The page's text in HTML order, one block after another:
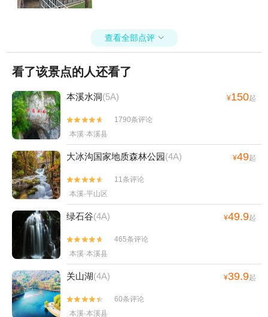
查看全部点评 
看了该景点的人还看了
本溪水洞(5A) ¥150起


1790条评论
本溪·本溪县
大冰沟国家地质森林公园(4A) ¥49起


11条评论
本溪·平山区
绿石谷(4A) ¥49.9起


465条评论
本溪·本溪县
关山湖(4A) ¥39.9起


60条评论
本溪·本溪县